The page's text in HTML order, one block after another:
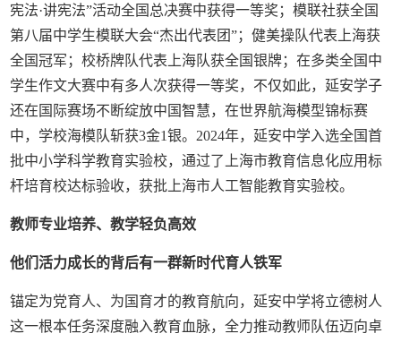
宪法·讲宪法”活动全国总决赛中获得一等奖；模联社获全国
第八届中学生模联大会“杰出代表团”；健美操队代表上海获
全国冠军；校桥牌队代表上海队获全国银牌；在多类全国中
学生作文大赛中有多人次获得一等奖，不仅如此，延安学子
还在国际赛场不断绽放中国智慧，在世界航海模型锦标赛
中，学校海模队斩获3金1银。2024年，延安中学入选全国首
批中小学科学教育实验校，通过了上海市教育信息化应用标
杆培育校达标验收，获批上海市人工智能教育实验校。
教师专业培养、教学轻负高效
他们活力成长的背后有一群新时代育人铁军
锚定为党育人、为国育才的教育航向，延安中学将立德树人
这一根本任务深度融入教育血脉，全力推动教师队伍迈向卓